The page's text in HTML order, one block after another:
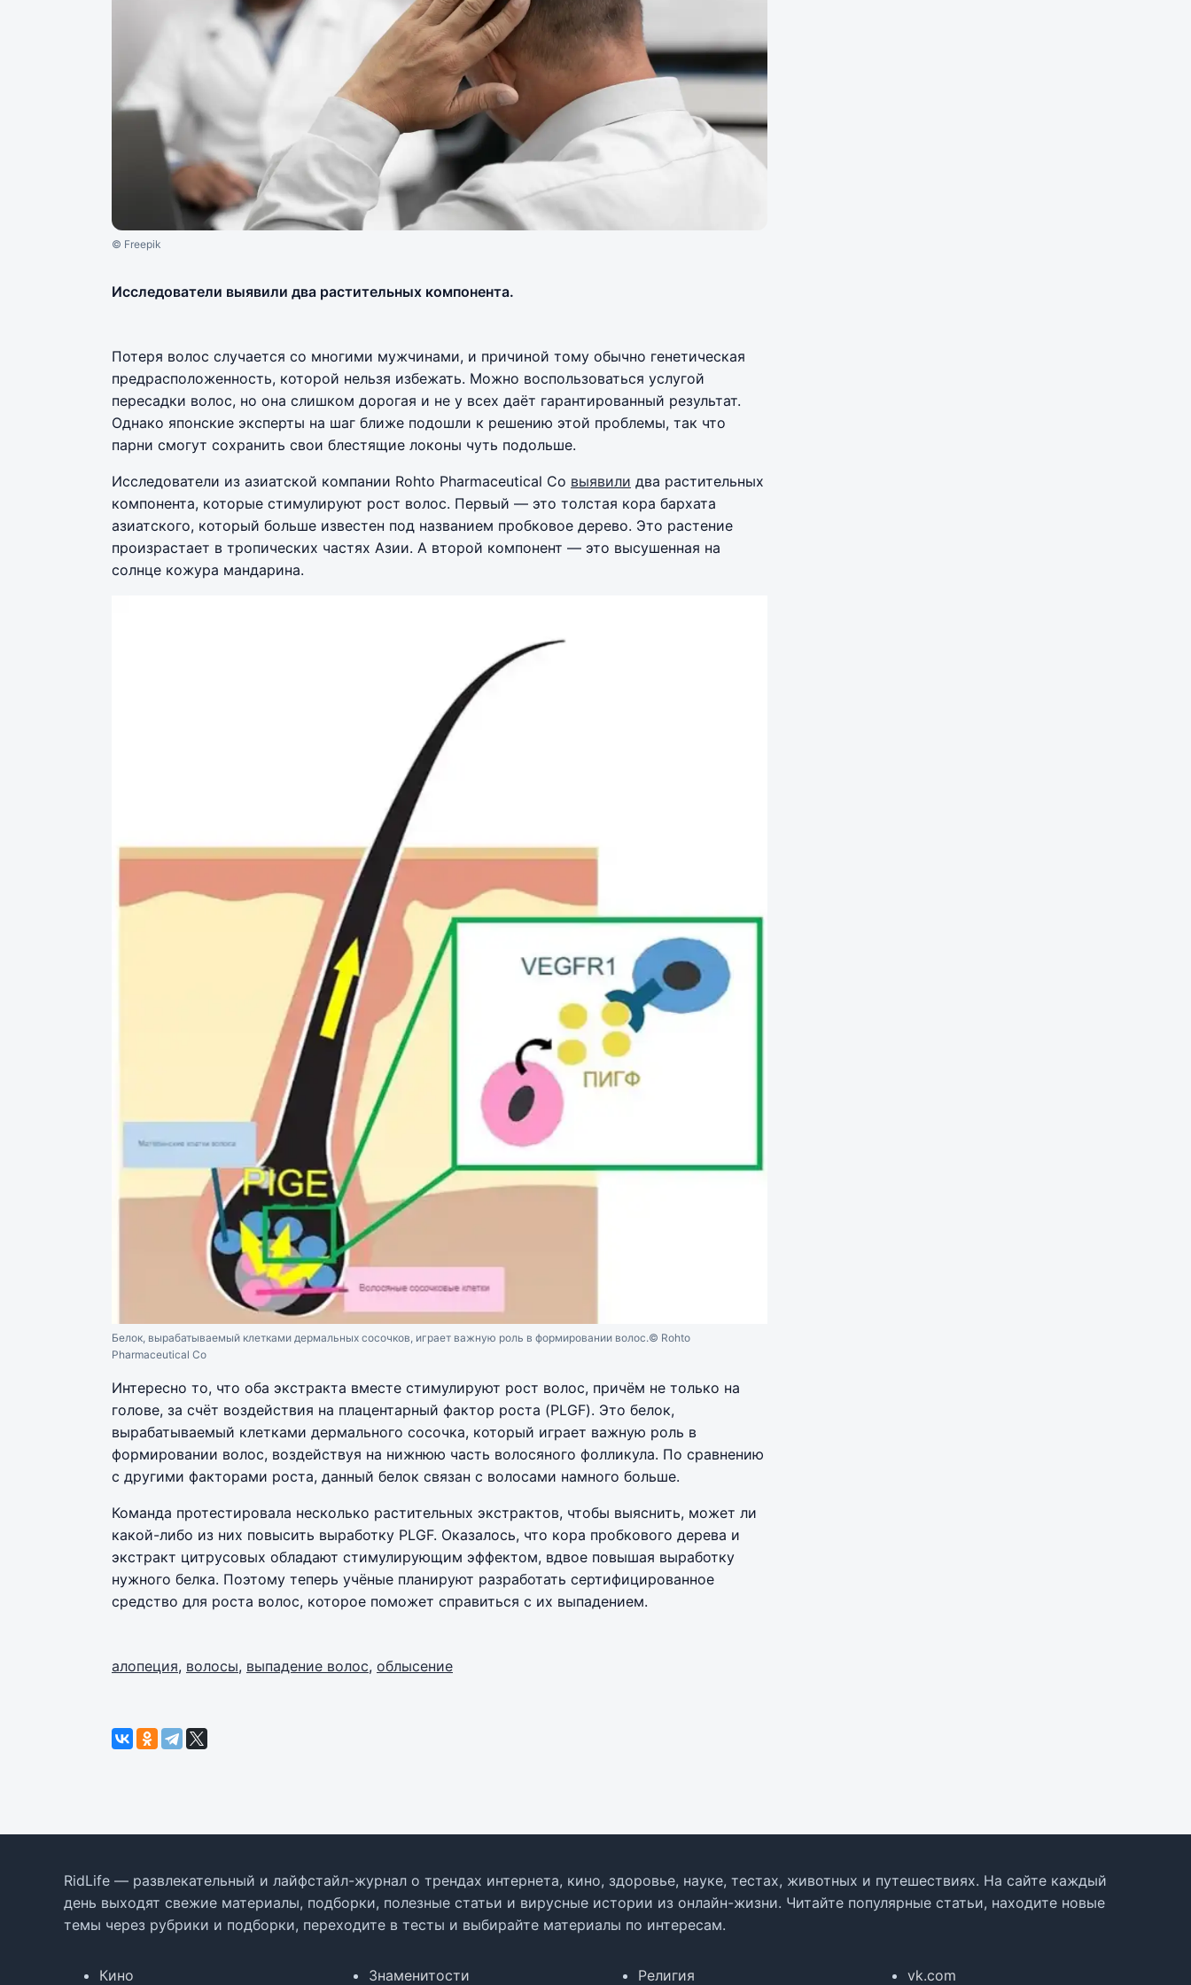
© Freepik
Исследователи выявили два растительных компонента.
Потеря волос случается со многими мужчинами, и причиной тому обычно генетическая
предрасположенность, которой нельзя избежать. Можно воспользоваться услугой
пересадки волос, но она слишком дорогая и не у всех даёт гарантированный результат.
Однако японские эксперты на шаг ближе подошли к решению этой проблемы, так что
парни смогут сохранить свои блестящие локоны чуть подольше.
Исследователи из азиатской компании Rohto Pharmaceutical Co выявили два растительных
компонента, которые стимулируют рост волос. Первый — это толстая кора бархата
азиатского, который больше известен под названием пробковое дерево. Это растение
произрастает в тропических частях Азии. А второй компонент — это высушенная на
солнце кожура мандарина.
Белок, вырабатываемый клетками дермальных сосочков, играет важную роль в формировании волос.© Rohto
Pharmaceutical Co
Интересно то, что оба экстракта вместе стимулируют рост волос, причём не только на
голове, за счёт воздействия на плацентарный фактор роста (PLGF). Это белок,
вырабатываемый клетками дермального сосочка, который играет важную роль в
формировании волос, воздействуя на нижнюю часть волосяного фолликула. По сравнению
с другими факторами роста, данный белок связан с волосами намного больше.
Команда протестировала несколько растительных экстрактов, чтобы выяснить, может ли
какой-либо из них повысить выработку PLGF. Оказалось, что кора пробкового дерева и
экстракт цитрусовых обладают стимулирующим эффектом, вдвое повышая выработку
нужного белка. Поэтому теперь учёные планируют разработать сертифицированное
средство для роста волос, которое поможет справиться с их выпадением.
алопеция, волосы, выпадение волос, облысение
RidLife — развлекательный и лайфстайл-журнал о трендах интернета, кино, здоровье, науке, тестах, животных и путешествиях. На сайте каждый
день выходят свежие материалы, подборки, полезные статьи и вирусные истории из онлайн-жизни. Читайте популярные статьи, находите новые
темы через рубрики и подборки, переходите в тесты и выбирайте материалы по интересам.
Кино Знаменитости Религия vk.com